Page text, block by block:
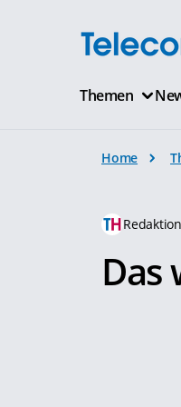
Themen
Home
Das